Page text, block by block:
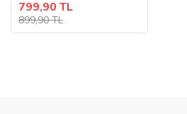
799,90 TL
899,90 TL